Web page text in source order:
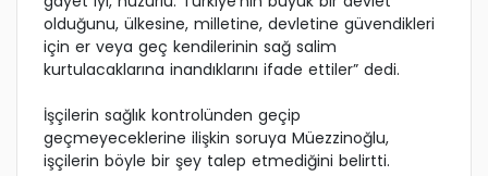
olduğunu, ülkesine, milletine, devletine güvendikleri
için er veya geç kendilerinin sağ salim
kurtulacaklarına inandıklarını ifade ettiler” dedi.
İşçilerin sağlık kontrolünden geçip
geçmeyeceklerine ilişkin soruya Müezzinoğlu,
işçilerin böyle bir şey talep etmediğini belirtti.